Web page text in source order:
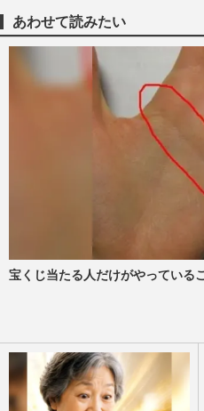
あわせて読みたい
宝くじ当たる人だけがやっている